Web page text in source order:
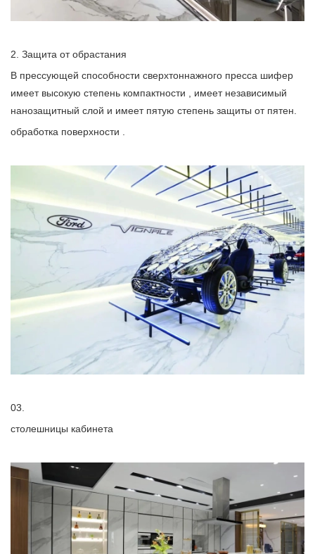
2. Защита от обрастания
В прессующей способности сверхтоннажного пресса шифер
имеет высокую степень компактности , имеет независимый
нанозащитный слой и имеет пятую степень защиты от пятен.
обработка поверхности .
03.
столешницы кабинета